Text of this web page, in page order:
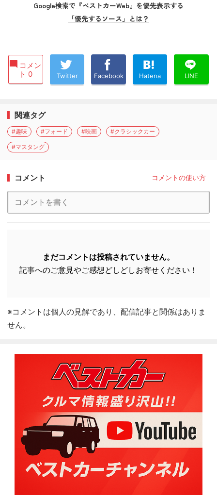
Google検索で『ベストカーWeb』を優先表示する
「優先するソース」とは？
コメン
ト 0
Twitter Facebook Hatena LINE
関連タグ
#趣味 #フォード #映画 #クラシックカー
#マスタング
コメント コメントの使い方
まだコメントは投稿されていません。
記事へのご意見やご感想どしどしお寄せください！
※コメントは個人の見解であり、配信記事と関係はありま
せん。